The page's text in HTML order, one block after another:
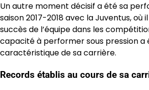
Un autre moment décisif a été sa
saison 2017-2018 avec la Juventus, où
succès de l’équipe dans les
capacité à performer sous pression a
caractéristique de sa carrière.
Records établis au cours de sa